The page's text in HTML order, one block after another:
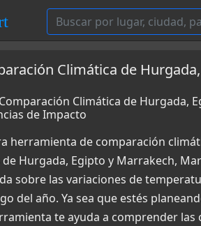
Climática de
Climática de Hurgada,
de Impacto
herramienta de comparación
Hurgada, Egipto y Marrakech,
sobre las variaciones de
del año. Ya sea que estés
te ayuda a comprender